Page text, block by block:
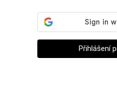
Přihlášení